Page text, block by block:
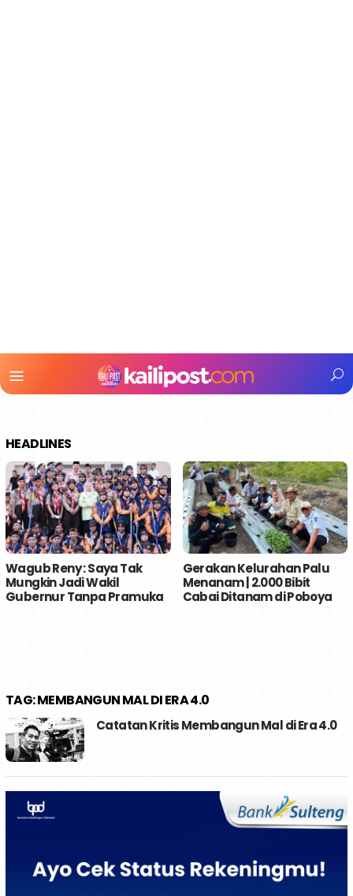
Mobile
HEADLINES
Wagub Reny : Saya Tak
Mungkin Jadi Wakil
Gubernur Tanpa Pramuka
Gerakan Kelurahan Palu
Menanam | 2.000 Bibit
Cabai Ditanam di Poboya
TAG:MEMBANGUN MAL DI ERA 4.0
Catatan Kritis Membangun Mal di Era 4.0